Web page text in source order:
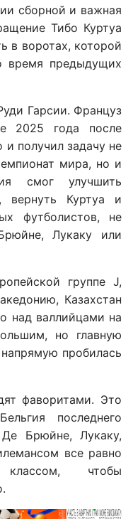
сборной и важная
Тибо Куртуа
в воротах, которой
время предыдущих
Гарсии. Француз
2025 года после
получил задачу не
мира, но и
смог улучшить
вернуть Куртуа и
футболистов, не
Лукаку или
группе J,
Казахстан
над валлийцами на
но главную
пробилась
фаворитами. Это
последнего
Брюйне, Лукаку,
все равно
классом, чтобы